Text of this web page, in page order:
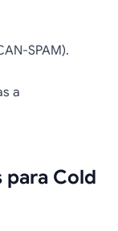
SPAM).
a
para Cold